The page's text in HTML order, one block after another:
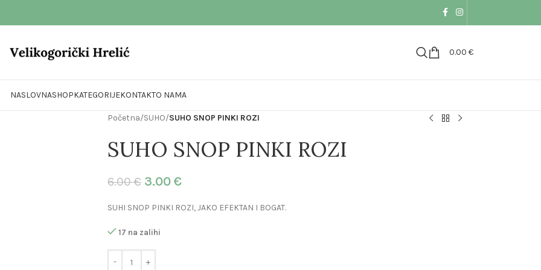
0.00 €
NASLOVNASHOPKATEGORIJEKONTAKTO NAMA
Početna/SUHO/SUHO SNOP PINKI ROZI
SUHO SNOP PINKI ROZI
6.00€ 3.00 €
SUHI SNOP PINKI ROZI, JAKO EFEKTAN I BOGAT.
17 na zalihi